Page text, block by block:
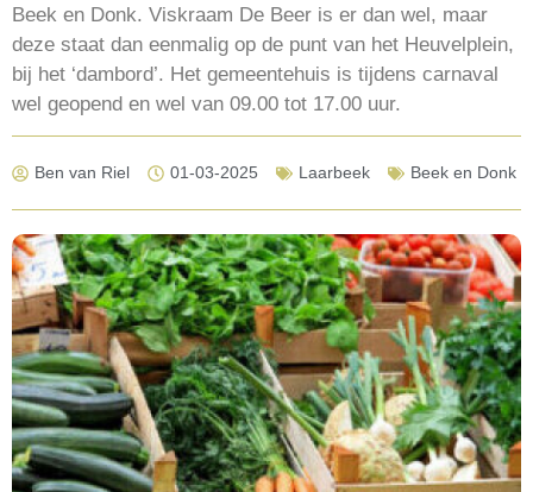
Beek en Donk. Viskraam De Beer is er dan wel, maar
deze staat dan eenmalig op de punt van het Heuvelplein,
bij het ‘dambord’. Het gemeentehuis is tijdens carnaval
wel geopend en wel van 09.00 tot 17.00 uur.
Ben van Riel 01-03-2025 Laarbeek Beek en Donk